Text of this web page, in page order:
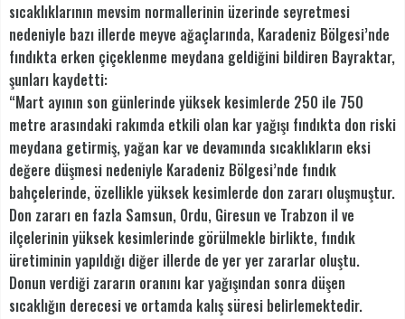
sıcaklıklarının mevsim normallerinin üzerinde seyretmesi
nedeniyle bazı illerde meyve ağaçlarında, Karadeniz Bölgesi’nde
fındıkta erken çiçeklenme meydana geldiğini bildiren Bayraktar,
şunları kaydetti:
“Mart ayının son günlerinde yüksek kesimlerde 250 ile 750
metre arasındaki rakımda etkili olan kar yağışı fındıkta don riski
meydana getirmiş, yağan kar ve devamında sıcaklıkların eksi
değere düşmesi nedeniyle Karadeniz Bölgesi’nde fındık
bahçelerinde, özellikle yüksek kesimlerde don zararı oluşmuştur.
Don zararı en fazla Samsun, Ordu, Giresun ve Trabzon il ve
ilçelerinin yüksek kesimlerinde görülmekle birlikte, fındık
üretiminin yapıldığı diğer illerde de yer yer zararlar oluştu.
Donun verdiği zararın oranını kar yağışından sonra düşen
sıcaklığın derecesi ve ortamda kalış süresi belirlemektedir.